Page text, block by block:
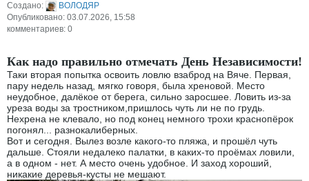
Создано:
ВОЛОДЯР
Опубликовано: 03.07.2026, 15:58
комментариев: 0
Как надо правильно отмечать День Независимости!
Таки вторая попытка освоить ловлю взаброд на Вяче. Первая,
пару недель назад, мягко говоря, была хреновой. Место
неудобное, далёкое от берега, сильно заросшее. Ловить из-за
уреза воды за тростником,пришлось чуть ли не по грудь.
Нехрена не клевало, но под конец немного трохи краснопёрок
погонял... разнокалиберных.
Вот и сегодня. Вылез возле какого-то пляжа, и прошёл чуть
дальше. Стояли недалеко палатки, в каких-то проёмах ловили,
а в одном - нет. А место очень удобное. И заход хороший,
никакие деревья-кусты не мешают.